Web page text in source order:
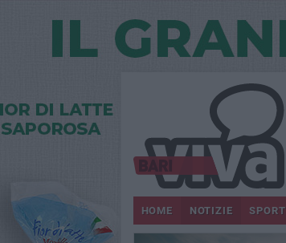
HOME NOTIZIE SPORT